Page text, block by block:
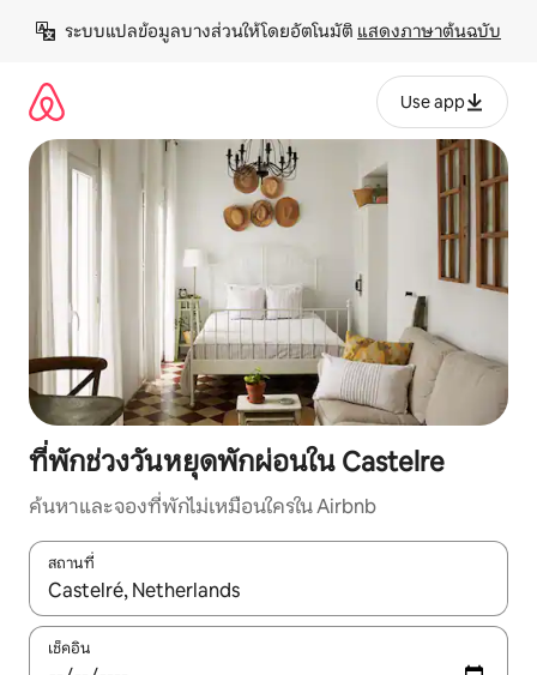
เนื้อหา
ระบบแปลข้อมูลบางส่วนให้โดยอัตโนมัติ แสดงภาษาต้นฉบับ
Use app
ที่พักช่วงวันหยุดพักผ่อนใน Castelre
ค้นหาและจองที่พักไม่เหมือนใครใน Airbnb
สถานที่
ใช้ลูกศรขึ้นลง หรือใช้การสัมผัสหรือปัด เพื่อสำรวจผลการค้นหา
เช็คอิน